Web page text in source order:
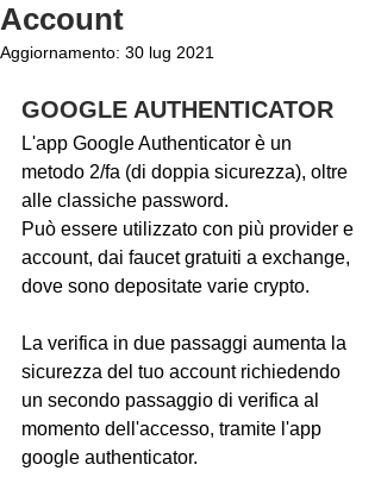
Account
Aggiornamento: 30 lug 2021
GOOGLE AUTHENTICATOR
L'app Google Authenticator è un
metodo 2/fa (di doppia sicurezza), oltre
alle classiche password.
Può essere utilizzato con più provider e
account, dai faucet gratuiti a exchange,
dove sono depositate varie crypto.
La verifica in due passaggi aumenta la
sicurezza del tuo account richiedendo
un secondo passaggio di verifica al
momento dell'accesso, tramite l'app
google authenticator.